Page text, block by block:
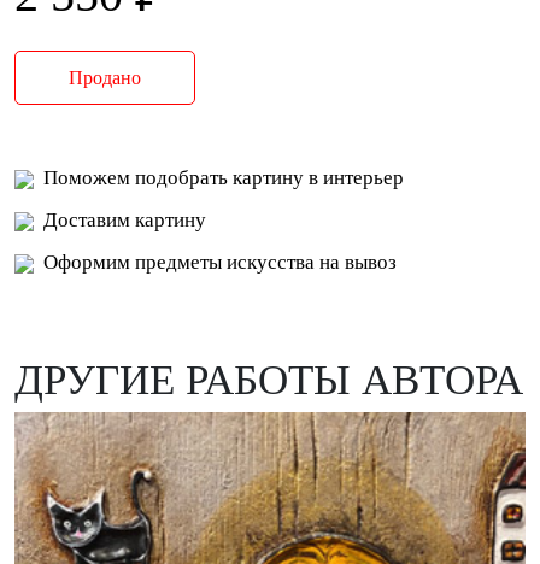
Продано
Поможем подобрать картину в интерьер
Доставим картину
Оформим предметы искусства на вывоз
ДРУГИЕ РАБОТЫ АВТОРА